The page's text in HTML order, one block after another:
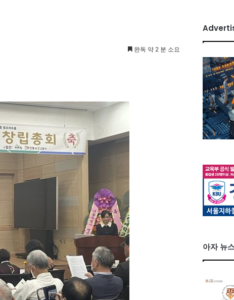
완독 약 2 분 소요
아자 뉴